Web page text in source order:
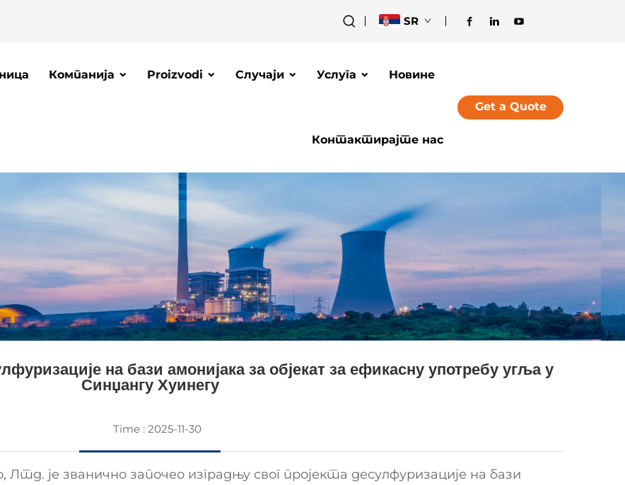
SR
Компанија Proizvodi Случаји Услуга Новине
Контактирајте нас
Get a Quote
на бази амонијака за објекат за ефикасну употребу угља у
Синџангу Хуинегу
Time : 2025-11-30
је званично започео изградњу свог пројекта десулфуризације на бази